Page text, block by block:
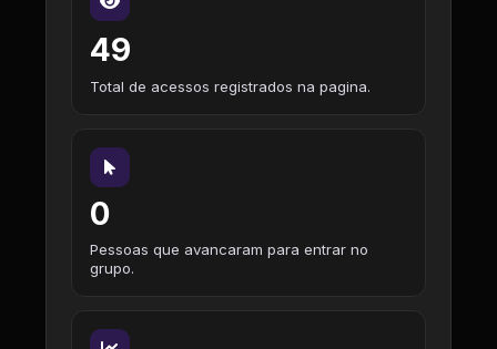
49
Total de acessos registrados na pagina.
0
Pessoas que avancaram para entrar no
grupo.